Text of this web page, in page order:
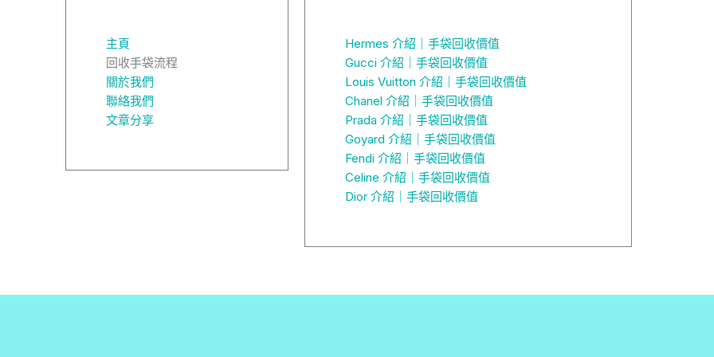
主頁
回收手袋流程
關於我們
聯絡我們
文章分享
Hermes 介紹｜手袋回收價值
Gucci 介紹｜手袋回收價值
Louis Vuitton 介紹｜手袋回收價值
Chanel 介紹｜手袋回收價值
Prada 介紹｜手袋回收價值
Goyard 介紹｜手袋回收價值
Fendi 介紹｜手袋回收價值
Celine 介紹｜手袋回收價值
Dior 介紹｜手袋回收價值